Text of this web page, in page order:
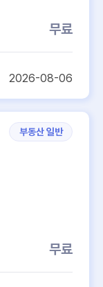
무료
2026-08-06
부동산 일반
무료